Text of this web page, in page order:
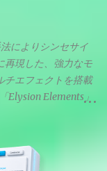
によりシンセサイ
再現した、強力なモ
チエフェクトを搭載
Elysion Elements」
ます。複数の設定に
アルペジオがプロ